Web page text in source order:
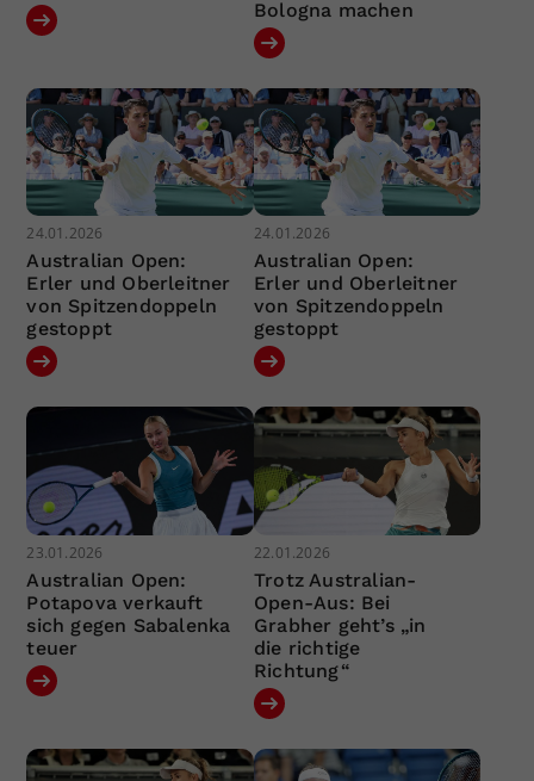
Bologna machen
24.01.2026
Australian Open:
Erler und Oberleitner
von Spitzendoppeln
gestoppt
24.01.2026
Australian Open:
Erler und Oberleitner
von Spitzendoppeln
gestoppt
23.01.2026
Australian Open:
Potapova verkauft
sich gegen Sabalenka
teuer
22.01.2026
Trotz Australian-
Open-Aus: Bei
Grabher geht’s „in
die richtige
Richtung“